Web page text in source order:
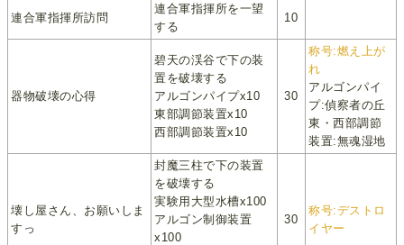
連合軍指揮所訪問
連合軍指揮所を一望
する
10
器物破壊の心得
碧天の渓谷で下の装
置を破壊する
アルゴンパイプx10
東部調節装置x10
西部調節装置x10
30
称号:燃え上が
れ
アルゴンパイ
プ:偵察者の丘
東・西部調節
装置:無魂湿地
壊し屋さん、お願いしま
すっ
封魔三柱で下の装置
を破壊する
実験用大型水槽x100
アルゴン制御装置
x100
30
称号:デストロ
イヤー